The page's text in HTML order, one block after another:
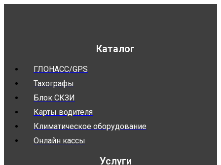
Каталог
ГЛОНАСС/GPS
Тахографы
Блок СКЗИ
Карты водителя
Климатическое оборудование
Онлайн кассы
Услуги